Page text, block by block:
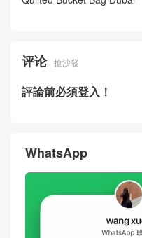
Price & Pictures Of New Cha
nel Bag 26SS Beige Suede
评论
評論前必須登入！